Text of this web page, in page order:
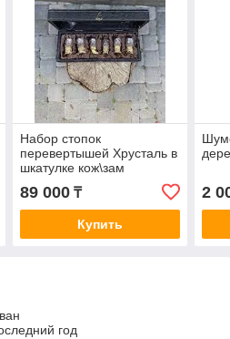
Набор стопок
перевертышей Хрусталь в
шкатулке кож\зам
89 000₸
Купить
2
год